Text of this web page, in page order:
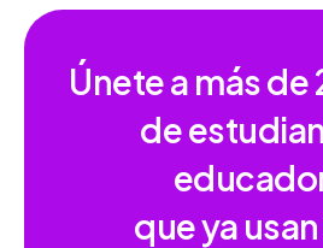
Únete a más de
de
que ya